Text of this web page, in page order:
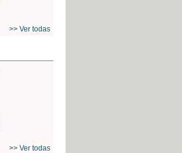
>> Ver todas
>> Ver todas